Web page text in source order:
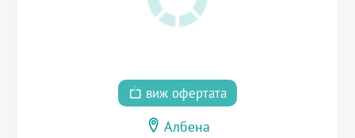
виж офертата
Албена